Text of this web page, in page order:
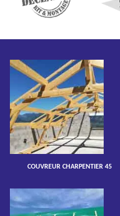
COUVREUR CHARPENTIER 45